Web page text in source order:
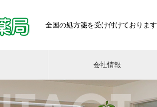
全国の処方箋を受け付けております
会社情報